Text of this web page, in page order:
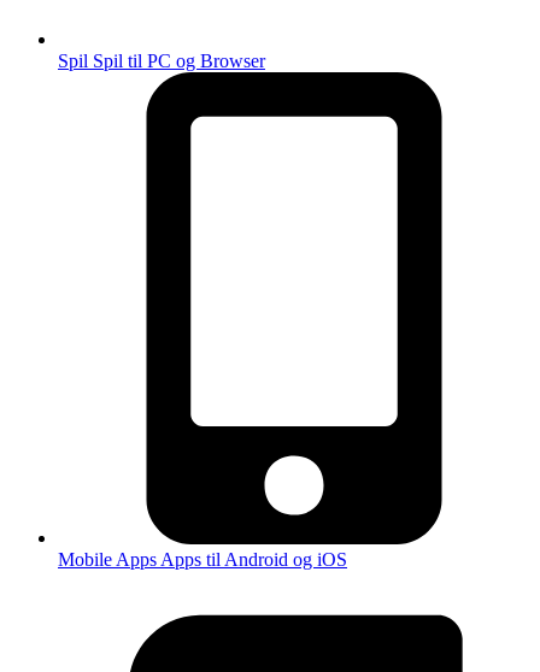
Spil Spil til PC og Browser
Mobile Apps Apps til Android og iOS